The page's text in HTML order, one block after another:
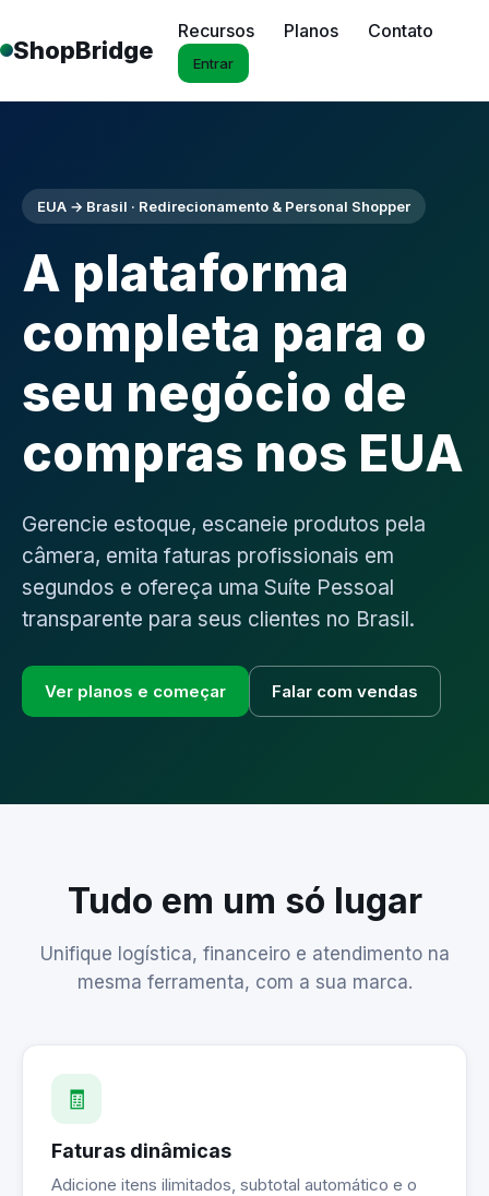
ShopBridge
Recursos Planos Contato
Entrar
EUA → Brasil · Redirecionamento & Personal Shopper
A plataforma
completa para o
seu negócio de
compras nos EUA
Gerencie estoque, escaneie produtos pela
câmera, emita faturas profissionais em
segundos e ofereça uma Suíte Pessoal
transparente para seus clientes no Brasil.
Ver planos e começar Falar com vendas
Tudo em um só lugar
Unifique logística, financeiro e atendimento na
mesma ferramenta, com a sua marca.
🧾
Faturas dinâmicas
Adicione itens ilimitados, subtotal automático e o